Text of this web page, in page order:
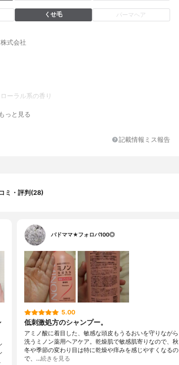
くせ毛 パーマヘア
式会社
ーラル系の香り
チン酸2K、その他の成分：ヤシ油脂肪酸アシルグルタミ
イルメチル-β-アラニンNa液、ヤシ油脂肪酸アミドプロピ
ンエーテル、ラウリン酸ポリグリセリル、塩化トリメチル
もっと見る
記載情報ミス報告
ミ・評判(28)
バドママ★フォロバ100◎
5.00
低刺激処方のシャンプー。
アミノ酸に着目した、敏感な頭皮もうるおいを守りながら
洗うミノン薬用ヘアケア。乾燥肌で敏感肌寄りなので、秋
冬や季節の変わり目は特に乾燥や痒みを感じやすくなるの
で、…続きを見る